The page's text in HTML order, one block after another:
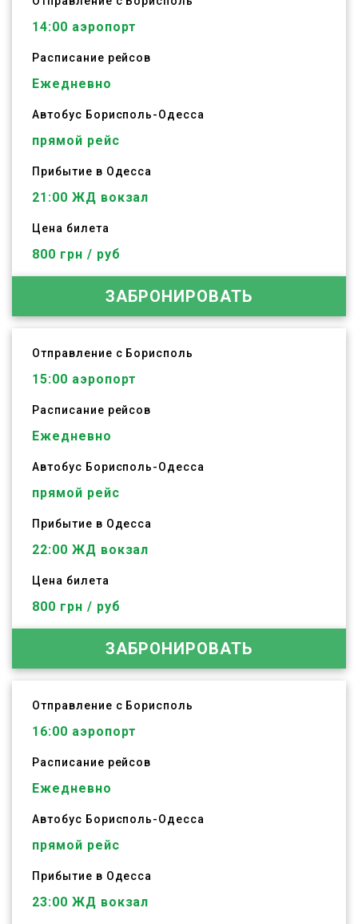
14:00 аэропорт
Расписание рейсов
Ежедневно
Автобус Борисполь-Одесса
прямой рейс
Прибытие в Одесса
21:00 ЖД вокзал
Цена билета
800 грн / руб
ЗАБРОНИРОВАТЬ
Отправление с Борисполь
15:00 аэропорт
Расписание рейсов
Ежедневно
Автобус Борисполь-Одесса
прямой рейс
Прибытие в Одесса
22:00 ЖД вокзал
Цена билета
800 грн / руб
ЗАБРОНИРОВАТЬ
Отправление с Борисполь
16:00 аэропорт
Расписание рейсов
Ежедневно
Автобус Борисполь-Одесса
прямой рейс
Прибытие в Одесса
23:00 ЖД вокзал